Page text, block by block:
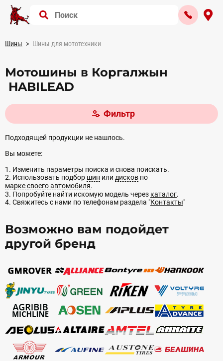
Шины Шины для мототехники
Мотошины в Коргалжын
HABILEAD
Фильтр
Подходящей продукции не нашлось.
Вы можете:
1. Изменить параметры поиска и снова поискать.
2. Использовать подбор шин или дисков по
марке своего автомобиля.
3. Попробуйте найти искомую модель через каталог.
4. Свяжитесь с нами по телефонам раздела "Контакты"
Возможно вам подойдет
другой бренд